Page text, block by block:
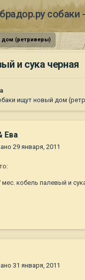
собаки
дом (ретриверы)
и сука черная
ищут новый дом
Ева
29 января, 2011
кобель палевый и
31 января, 2011